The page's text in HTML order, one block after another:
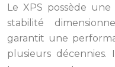
Le XPS possède
stabilité
garantit une
plusieurs